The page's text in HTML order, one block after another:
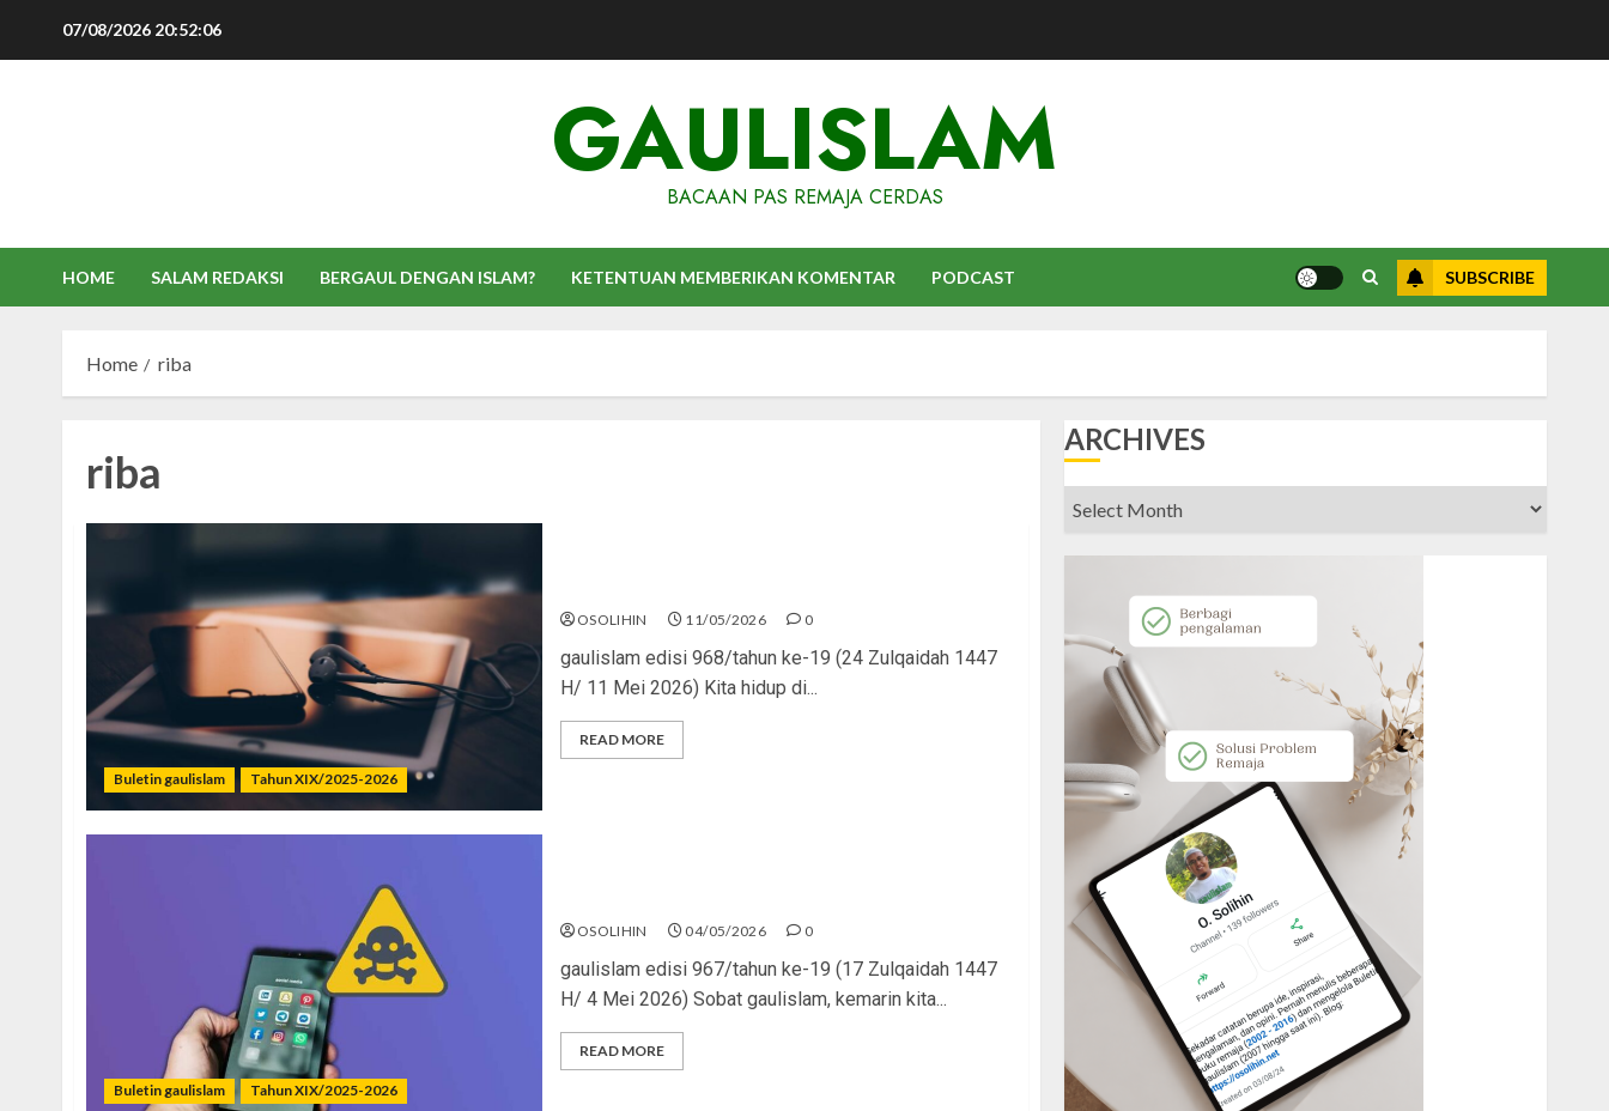
07/08/2026 20:52:07
GAULISLAM
BACAAN PAS REMAJA CERDAS
HOME SALAM REDAKSI BERGAUL DENGAN ISLAM? KETENTUAN MEMBERIKAN KOMENTAR PODCAST SUBSCRIBE
Home riba
riba
Buletin gaulislam Tahun XIX/2025-2026
OSOLIHIN 11/05/2026 0
gaulislam edisi 968/tahun ke-19 (24 Zulqaidah 1447
H/ 11 Mei 2026) Kita hidup di...
READ MORE
Buletin gaulislam Tahun XIX/2025-2026
OSOLIHIN 04/05/2026 0
gaulislam edisi 967/tahun ke-19 (17 Zulqaidah 1447
H/ 4 Mei 2026) Sobat gaulislam, kemarin kita...
READ MORE
ARCHIVES
Archives